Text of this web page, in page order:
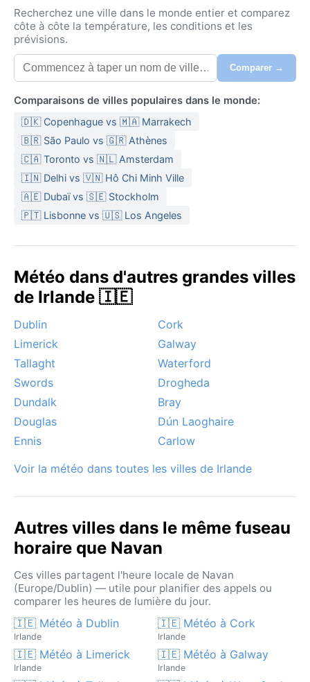
Recherchez une ville dans le monde entier et comparez
côte à côte la température, les conditions et les
prévisions.
Comparer →
Comparaisons de villes populaires dans le monde:
🇩🇰 Copenhague vs 🇲🇦 Marrakech
🇧🇷 São Paulo vs 🇬🇷 Athènes
🇨🇦 Toronto vs 🇳🇱 Amsterdam
🇮🇳 Delhi vs 🇻🇳 Hô Chi Minh Ville
🇦🇪 Dubaï vs 🇸🇪 Stockholm
🇵🇹 Lisbonne vs 🇺🇸 Los Angeles
Météo dans d'autres grandes villes
de Irlande 🇮🇪
Dublin
Cork
Limerick
Galway
Tallaght
Waterford
Swords
Drogheda
Dundalk
Bray
Douglas
Dún Laoghaire
Ennis
Carlow
Voir la météo dans toutes les villes de Irlande
Autres villes dans le même fuseau
horaire que Navan
Ces villes partagent l'heure locale de Navan
(Europe/Dublin) — utile pour planifier des appels ou
comparer les heures de lumière du jour.
🇮🇪 Météo à Dublin
Irlande
🇮🇪 Météo à Cork
Irlande
🇮🇪 Météo à Limerick
Irlande
🇮🇪 Météo à Galway
Irlande